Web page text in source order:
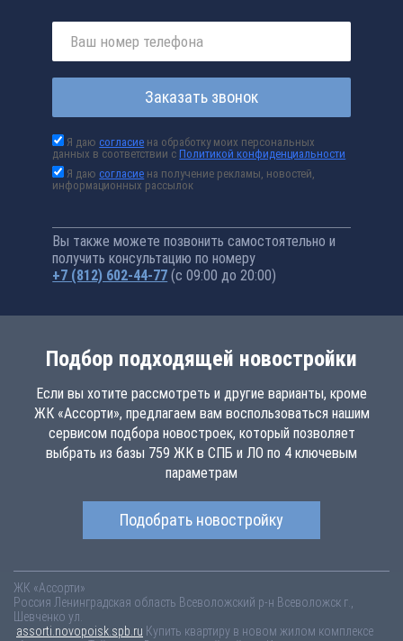
Заказать звонок
Я даюсогласие на обработку моих персональных
данных в соответствии сПолитикой конфиденциальности
Я даюсогласие на получение рекламы, новостей,
информационных рассылок
Вы также можете позвонить самостоятельно и
получить консультацию по номеру
+7 (812) 602-44-77 (с 09:00 до 20:00)
Подбор подходящей новостройки
Если вы хотите рассмотреть и другие варианты, кроме
ЖК «Ассорти», предлагаем вам воспользоваться нашим
сервисом подбора новостроек, который позволяет
выбрать из базы 759 ЖК в СПБ и ЛО по 4 ключевым
параметрам
Подобрать новостройку
ЖК «Ассорти»
Россия Ленинградская область Всеволожский р-н Всеволожск г.,
Шевченко ул.
assorti.novopoisk.spb.ru Купить квартиру в новом жилом комплексе